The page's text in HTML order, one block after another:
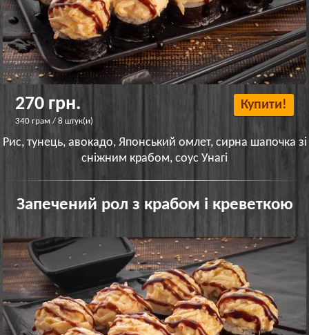
270 грн.
340 грам / 8 штук(и)
Купити!
Рис, тунець, авокадо, Японський омлет, сирна шапочка зі
сніжним крабом, соус Унагі
Запечений рол з крабом і креветкою